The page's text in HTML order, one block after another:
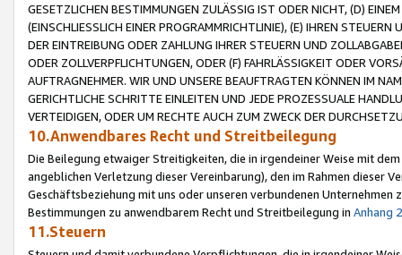
GESETZLICHEN BESTIMMUNGEN ZULÄSSIG IST ODER NICHT, (D)
(EINSCHLIESSLICH EINER PROGRAMMRICHTLINIE), (E) IHREN
DER EINTREIBUNG ODER ZAHLUNG IHRER STEUERN UND
ODER ZOLLVERPFLICHTUNGEN, ODER (F) FAHRLÄSSIGKEIT ODER
AUFTRAGNEHMER. WIR UND UNSERE BEAUFTRAGTEN KÖNNEN IM
GERICHTLICHE SCHRITTE EINLEITEN UND JEDE PROZESSUALE
VERTEIDIGEN, ODER UM RECHTE AUCH ZUM ZWECK DER
10.Anwendbares Recht und Streitbeilegung
Die Beilegung etwaiger Streitigkeiten, die in irgendeiner Weise mit
angeblichen Verletzung dieser Vereinbarung), den im Rahmen dieser
Geschäftsbeziehung mit uns oder unseren verbundenen
Bestimmungen zu anwendbarem Recht und Streitbeilegung in Anhang 2
11.Steuern